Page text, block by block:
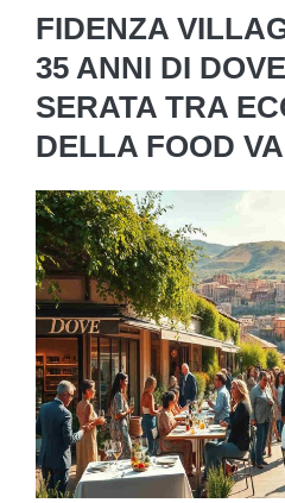
FIDENZA
35 ANNI DI
SERATA TRA
DELLA FOOD